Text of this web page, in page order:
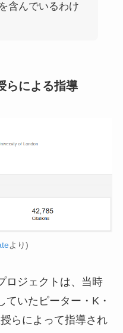
含んでいるわけ
らによる指導
より)
ロジェクトは、当時
ていたピーター・K・
らによって指導され